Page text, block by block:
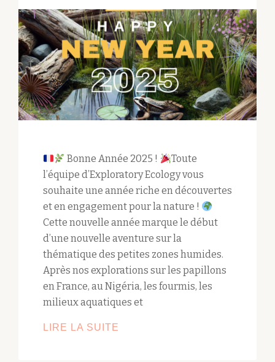
Bonne Année 2025 !
Toute
l’équipe d’Exploratory Ecology vous
souhaite une année riche en découvertes
et en engagement pour la nature !
Cette nouvelle année marque le début
d’une nouvelle aventure sur la
thématique des petites zones humides.
Après nos explorations sur les papillons
en France, au Nigéria, les fourmis, les
milieux aquatiques et
LIRE LA SUITE